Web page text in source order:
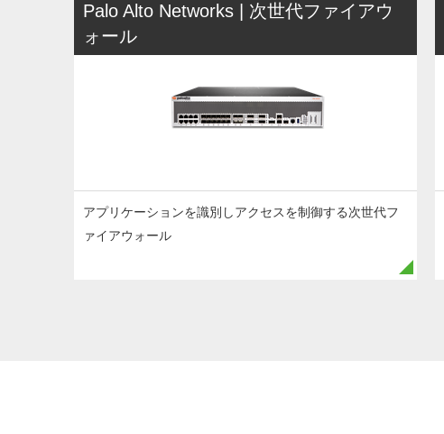
Palo Alto Networks | 次世代ファイアウ
ォール
アプリケーションを識別しアクセスを制御する次世代フ
ァイアウォール